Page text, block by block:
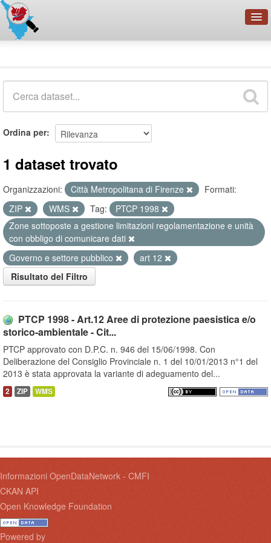
Organizzazioni
Ordina per
1 dataset trovato
Organizzazioni: Città Metropolitana di Firenze
Formati:
ZIP
WMS Tag:
PTCP 1998
Zone sottoposte a gestione limitazioni regolamentazione e unità
con obbligo di comunicare dati
Governo e settore pubblico
art 12
Risultato del Filtro
PTCP 1998 - Art.12 Aree di protezione paesistica e/o
storico-ambientale - Cit...
PTCP approvato con D.P.C. n. 946 del 15/06/1998. Con
Deliberazione del Consiglio Provinciale n. 1 del 10/01/2013 n°1 del
2013 è stata approvata la variante di adeguamento del...
2 ZIP WMS
Informazioni OpenDataNetwork - CMFI
CKAN API
Open Knowledge Foundation
Powered by